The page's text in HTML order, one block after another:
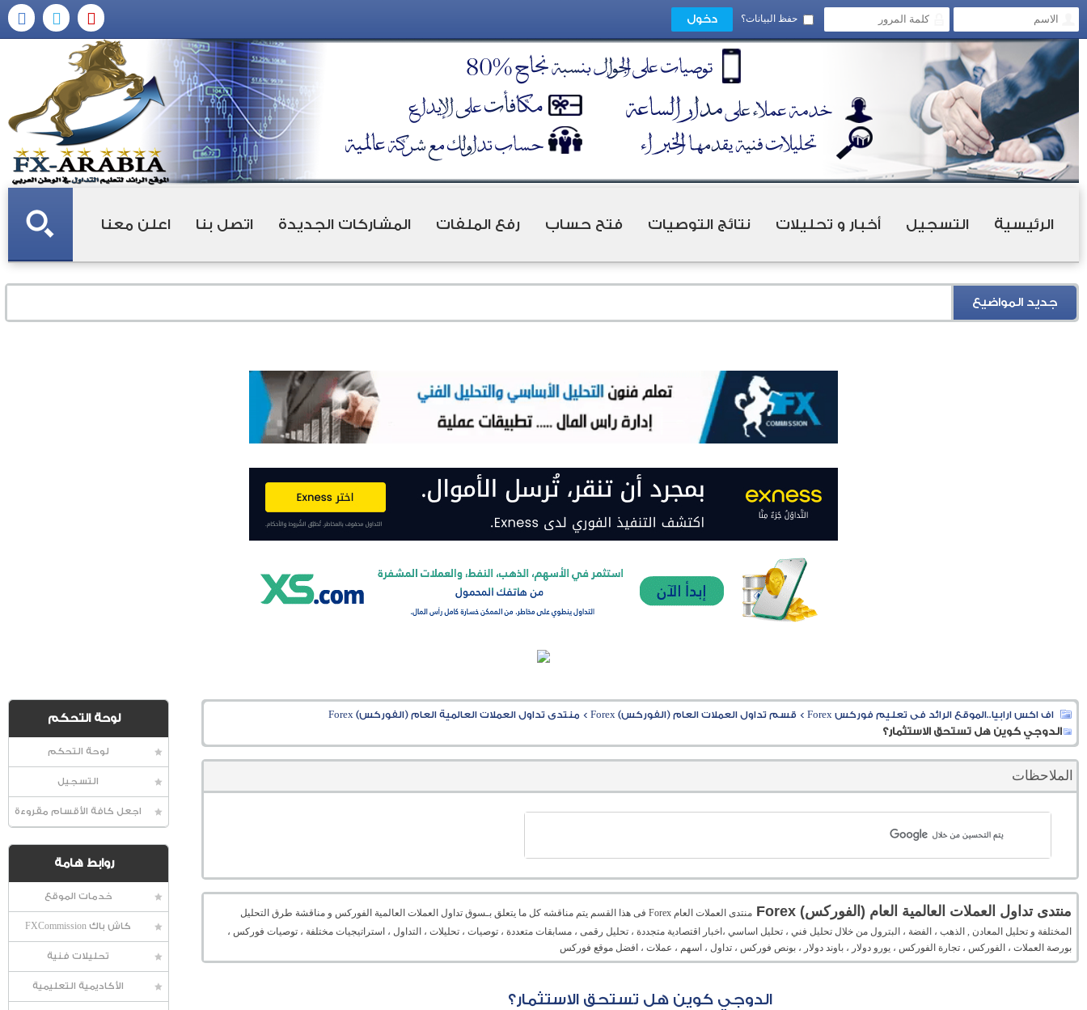
حفظ البيانات؟
الرئيسية التسجيل أخبار و تحليلات نتائج التوصيات فتح حساب رفع الملفات المشاركات الجديدة اتصل بنا اعلن معنا
جديد المواضيع
لوحة التحكم
لوحة التحكم
التسجيل
اجعل كافة الأقسام مقروءة
روابط هامة
خدمات الموقع
كاش باك FXCommission
تحليلات فنية
الأكاديمية التعليمية
اف اكس ارابيا..الموقع الرائد فى تعليم فوركس Forex > قسم تداول العملات العام (الفوركس) Forex > منتدى تداول العملات العالمية العام (الفوركس) Forex
الدوجي كوين هل تستحق الاستثمار؟
الملاحظات
منتدى تداول العملات العالمية العام (الفوركس) Forex
منتدى العملات العام Forex فى هذا القسم يتم مناقشه كل ما يتعلق بـسوق تداول العملات العالمية الفوركس و مناقشة طرق التحليل
المختلفة و تحليل المعادن , الذهب ، الفضة ، البترول من خلال تحليل فني ، تحليل اساسي ،اخبار اقتصادية متجددة ، تحليل رقمى ، مسابقات متعددة ، توصيات ، تحليلات ، التداول ، استراتيجيات مختلفة ، توصيات فوركس ،
بورصة العملات ، الفوركس ، تجارة الفوركس ، يورو دولار ، باوند دولار ، بونص فوركس ، تداول ، اسهم ، عملات ، افضل موقع فوركس
الدوجي كوين هل تستحق الاستثمار؟